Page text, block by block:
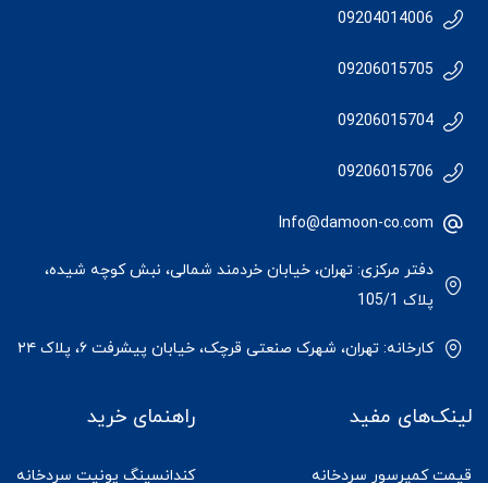
09204014006
09206015705
09206015704
09206015706
Info@damoon-co.com
دفتر مرکزی: تهران، خیابان خردمند شمالی، نبش کوچه شیده،
پلاک 105/1
کارخانه: تهران، شهرک صنعتی قرچک، خیابان پیشرفت ۶، پلاک ۲۴
لینک‌های مفید
قیمت کمپرسور سردخانه
راهنمای خرید
کندانسینگ یونیت سردخانه